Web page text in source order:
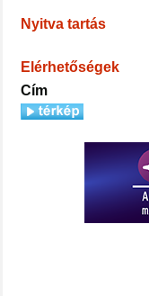
Nyitva tartás
Elérhetőségek
Cím